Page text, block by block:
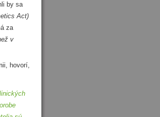
by sa
Act)
za
v
hovorí,